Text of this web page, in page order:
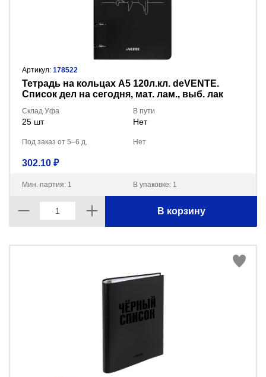
Артикул: 178522
Тетрадь на кольцах А5 120л.кл. deVENTE.
Список дел на сегодня, мат. лам., выб. лак
Склад Уфа
25 шт
В пути
Нет
Под заказ от 5–6 д. Нет
302.10 ₽
Мин. партия: 1 В упаковке: 1
В корзину